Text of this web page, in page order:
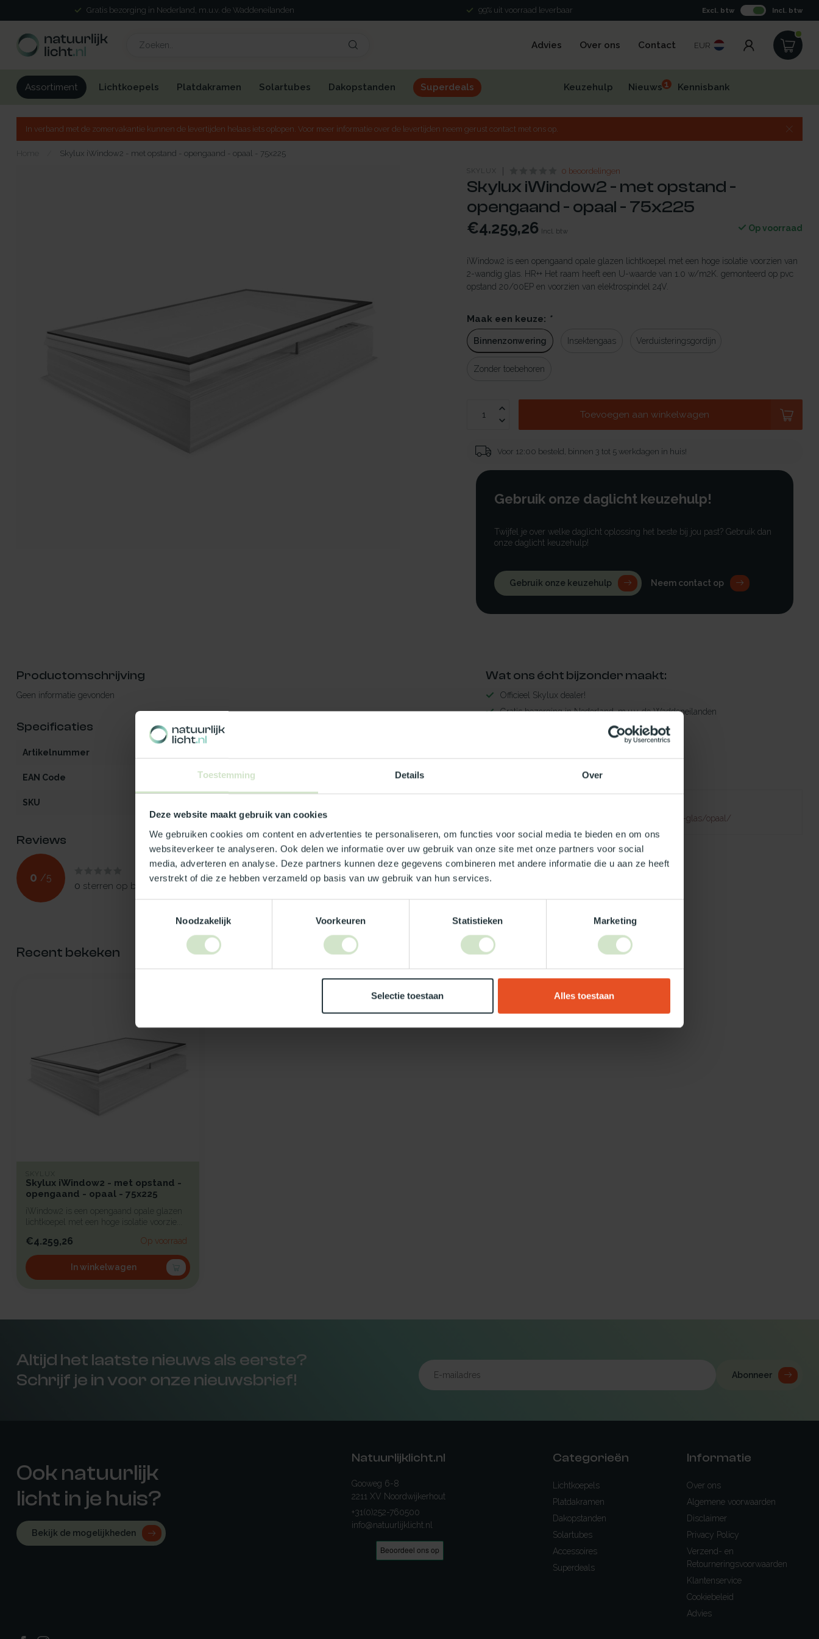
Toestemming Details Over
Deze website maakt gebruik van cookies
We gebruiken cookies om content en advertenties te personaliseren, om functies voor social media te bieden en om ons
websiteverkeer te analyseren. Ook delen we informatie over uw gebruik van onze site met onze partners voor social
media, adverteren en analyse. Deze partners kunnen deze gegevens combineren met andere informatie die u aan ze heeft
verstrekt of die ze hebben verzameld op basis van uw gebruik van hun services.
Noodzakelijk
Voorkeuren Statistieken Marketing
Selectie toestaan Alles toestaan
Gratis bezorging in Nederland, m.u.v. de Waddeneilanden 99% uit voorraad leverbaar Excl. btw Incl. btw
Advies Over ons Contact EUR
Assortiment Lichtkoepels Platdakramen Solartubes Dakopstanden Superdeals Keuzehulp Nieuws1 Kennisbank
In verband met de zomervakantie kunnen de levertijden helaas iets oplopen. Voor meer informatie over de levertijden neem gerust contact met ons op.
Home Skylux iWindow2 - met opstand - opengaand - opaal - 75x225
SKYLUX 0 beoordelingen
Skylux iWindow2 - met opstand -
opengaand - opaal - 75x225
€4.259,26 Incl. btw Op voorraad
iWindow2 is een opengaand opale glazen lichtkoepel met een hoge isolatie voorzien van
2-wandig glas. HR++ Het raam heeft een U-waarde van 1.0 w/m2K. gemonteerd op pvc
opstand 20/00EP en voorzien van elektrospindel 24V.
Maak een keuze: *
Binnenzonwering Insektengaas Verduisteringsgordijn
Zonder toebehoren
Toevoegen aan winkelwagen
Voor 12:00 besteld, binnen 3 tot 5 werkdagen in huis!
Gebruik onze daglicht keuzehulp!
Twijfel je over welke daglicht oplossing het beste bij jou past? Gebruik dan
onze daglicht keuzehulp!
Gebruik onze keuzehulp Neem contact op
Productomschrijving
Geen informatie gevonden
Specificaties
Artikelnummer
EAN Code 5412970873068
SKU
Reviews
0 /5
0 sterren op basis van
Je beoordeling toevoegen
Wat ons écht bijzonder maakt:
Officieel Skylux dealer!
Gratis bezorging in Nederland, m.u.v. de Waddeneilanden
Maak jouw bestelling compleet!
https://www.natuurlijklicht.nl/platdakramen/type-glas/opaal/
Recent bekeken
SKYLUX
Skylux iWindow2 - met opstand -
opengaand - opaal - 75x225
iWindow2 is een opengaand opale glazen
lichtkoepel met een hoge isolatie voorzie...
€4.259,26 Op voorraad
In winkelwagen
Altijd het laatste nieuws als eerste?
Schrijf je in voor onze nieuwsbrief!
Abonneer
Ook natuurlijk
licht in je huis?
Bekijk de mogelijkheden
Natuurlijklicht.nl
Gooweg 6-8
2211 XV Noordwijkerhout
+31(0)252-760500
info@natuurlijklicht.nl
Categorieën
Lichtkoepels
Platdakramen
Dakopstanden
Solartubes
Accessoires
Superdeals
Informatie
Over ons
Algemene voorwaarden
Disclaimer
Privacy Policy
Verzend- en
Retourneringsvoorwaarden
Klantenservice
Cookiebeleid
Advies